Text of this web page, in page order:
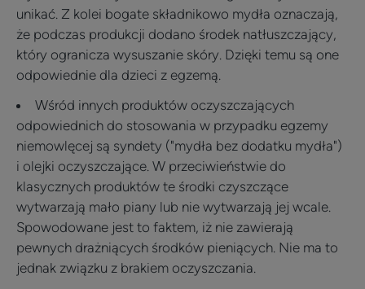
unikać. Z kolei bogate składnikowo mydła oznaczają,
że podczas produkcji dodano środek natłuszczający,
który ogranicza wysuszanie skóry. Dzięki temu są one
odpowiednie dla dzieci z egzemą.
Wśród innych produktów oczyszczających
odpowiednich do stosowania w przypadku egzemy
niemowlęcej są syndety ("mydła bez dodatku mydła")
i olejki oczyszczające. W przeciwieństwie do
klasycznych produktów te środki czyszczące
wytwarzają mało piany lub nie wytwarzają jej wcale.
Spowodowane jest to faktem, iż nie zawierają
pewnych drażniących środków pieniących. Nie ma to
jednak związku z brakiem oczyszczania.